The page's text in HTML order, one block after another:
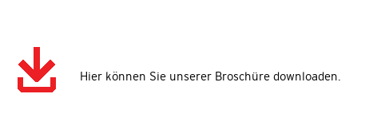
Hier können Sie unserer Broschüre downloaden.